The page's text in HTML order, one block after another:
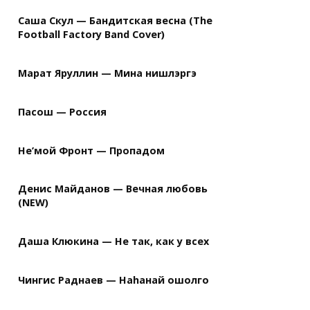
Саша Скул — Бандитская весна (The
Football Factory Band Cover)
Марат Яруллин — Мина нишлэргэ
Пасош — Россия
Не’мой Фронт — Пропадом
Денис Майданов — Вечная любовь
(NEW)
Даша Клюкина — Не так, как у всех
Чингис Раднаев — Наhанай ошолго